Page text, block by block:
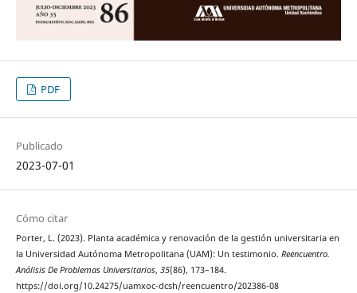
PDF
Publicado
2023-07-01
Cómo citar
Porter, L. (2023). Planta académica y renovación de la gestión universitaria en
la Universidad Autónoma Metropolitana (UAM): Un testimonio. Reencuentro.
Análisis De Problemas Universitarios, 35(86), 173–184.
https://doi.org/10.24275/uamxoc-dcsh/reencuentro/202386-08